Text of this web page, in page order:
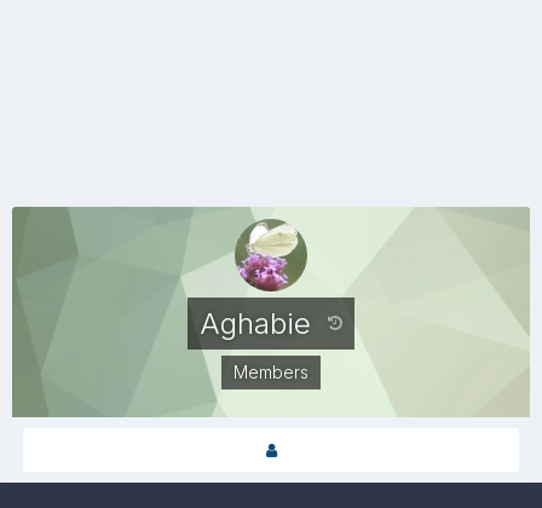
Aghabie
Members